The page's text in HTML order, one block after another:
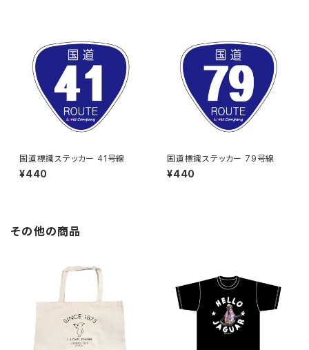
国道標識ステッカー 41号線
¥440
国道標識ステッカー 79号線
¥440
その他の商品